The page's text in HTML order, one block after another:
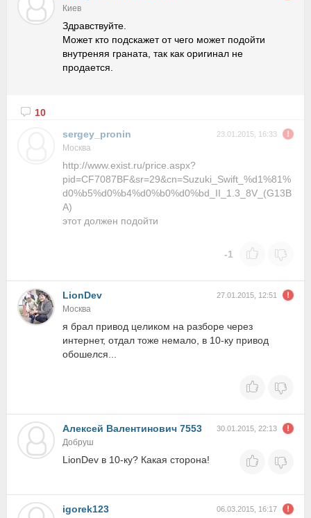
Киев
Здравствуйте.
Может кто подскажет от чего может подойти
внутреняя граната, так как оригинал не
продается.
10
sergey_pronin
23.01.2015, 16:33
Москва
http://www.exist.ru/price.aspx?
pid=CF7087BF&sr=29&cn=Suzuki_Swift_%d1%81%
d0%b5%d0%b4%d0%b0%d0%bd_II_1.3_8V_(G13B
A)
этот должен подойти
-1
LionDev 27.01.2015, 12:51
Москва
я брал привод целиком на разборе через
интернет, отдал тоже немало, в 10-ку привод
обошелся...
Алексей Валентинович 7553 30.01.2015, 22:13
Добруш
LionDev в 10-ку? Какая сторона!
igorek123 06.03.2015, 16:17